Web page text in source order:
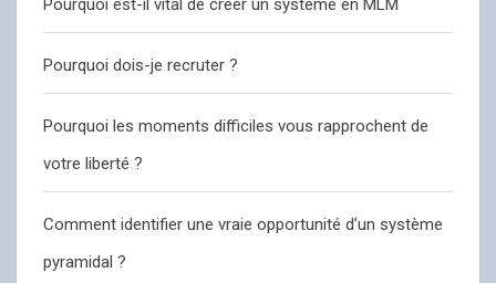
Pourquoi est-il vital de créer un système en MLM
Pourquoi dois-je recruter ?
Pourquoi les moments difficiles vous rapprochent de
votre liberté ?
Comment identifier une vraie opportunité d’un système
pyramidal ?